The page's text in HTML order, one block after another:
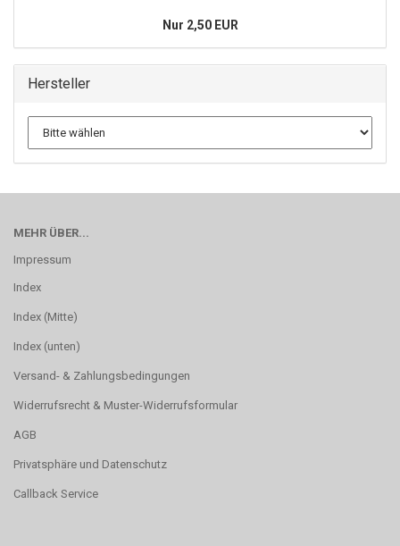
Nur 2,50 EUR
Hersteller
MEHR ÜBER...
Impressum
Index
Index (Mitte)
Index (unten)
Versand- & Zahlungsbedingungen
Widerrufsrecht & Muster-Widerrufsformular
AGB
Privatsphäre und Datenschutz
Callback Service